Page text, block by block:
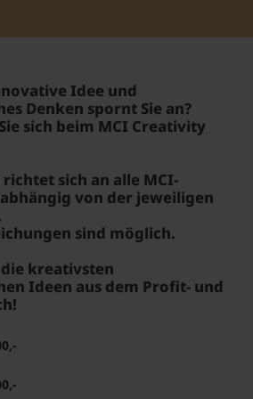
at Home
Idee und
Denken spornt Sie an?
sich beim MCI Creativity
sich an alle MCI-
von der jeweiligen
sind möglich.
kreativsten
Ideen aus dem Profit- und